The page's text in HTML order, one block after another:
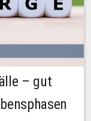
– gut